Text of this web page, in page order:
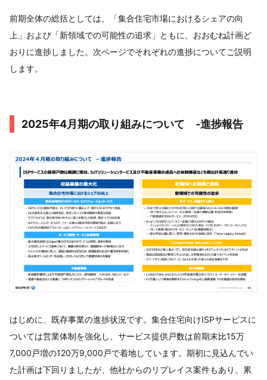
前期全体の総括としては、「集合住宅市場におけるシェアの向
上」および「新領域での可能性の追求」ともに、おおむね計画ど
おりに進捗しました。次ページでそれぞれの進捗についてご説明
します。
2025年4月期の取り組みについて -進捗報告
はじめに、既存事業の進捗状況です。集合住宅向けISPサービスに
ついては営業体制を強化し、サービス提供戸数は前期末比15万
7,000戸増の120万9,000戸で着地しています。期初に見込んでい
た計画は下回りましたが、他社からのリプレイス案件もあり、累